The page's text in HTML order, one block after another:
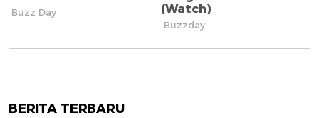
BERITA TERBARU